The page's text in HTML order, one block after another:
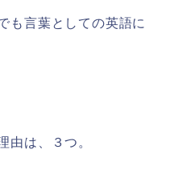
も言葉としての英語に
由は、３つ。